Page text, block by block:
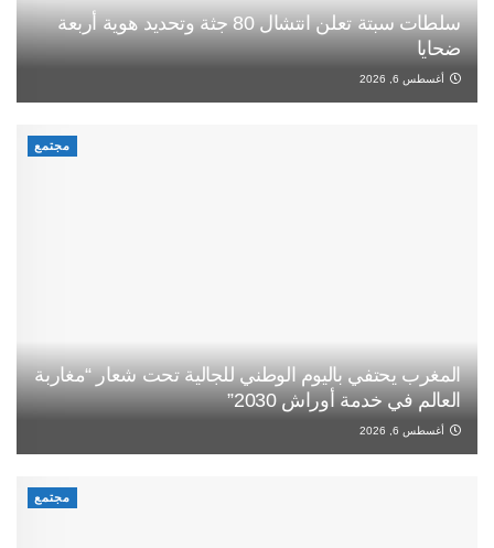
سلطات سبتة تعلن انتشال 80 جثة وتحديد هوية أربعة
ضحايا
أغسطس 6, 2026
مجتمع
المغرب يحتفي باليوم الوطني للجالية تحت شعار “مغاربة
العالم في خدمة أوراش 2030”
أغسطس 6, 2026
مجتمع